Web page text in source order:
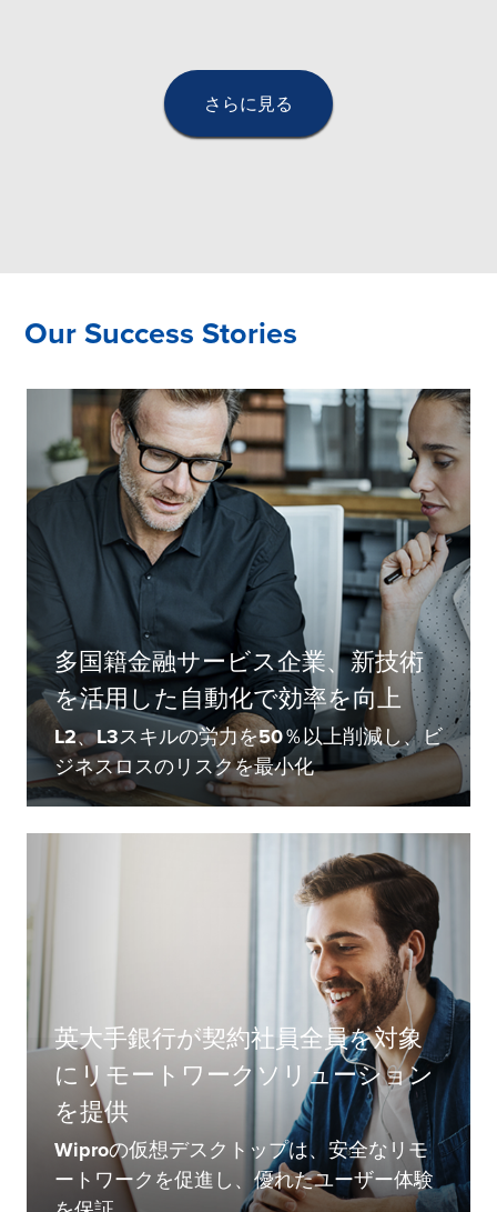
さらに見る
Our Success Stories
多国籍金融サービス企業、新技術
を活用した自動化で効率を向上
L2、L3スキルの労力を50％以上削減し、ビ
ジネスロスのリスクを最小化
英大手銀行が契約社員全員を対象
にリモートワークソリューション
を提供
Wiproの仮想デスクトップは、安全なリモ
ートワークを促進し、優れたユーザー体験